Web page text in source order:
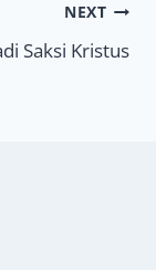
NEXT
Saksi Kristus